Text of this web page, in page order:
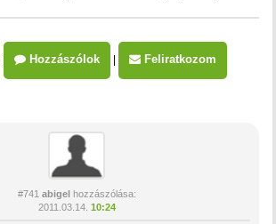
Hozzászólok Feliratkozom
#741 abigelhozzászólása:
2011.03.14. 10:24